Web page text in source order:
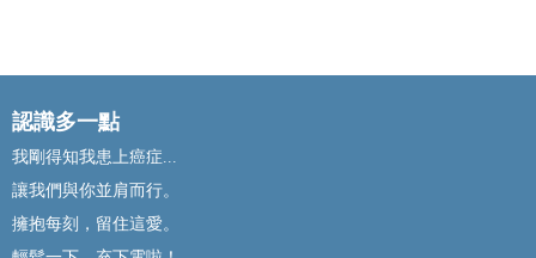
認識多一點
我剛得知我患上癌症...
讓我們與你並肩而行。
擁抱每刻，留住這愛。